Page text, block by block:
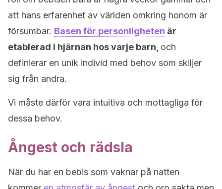
att hans erfarenhet av världen omkring honom är
försumbar. Basen för personligheten är
etablerad i hjärnan hos varje barn, och
definierar en unik individ med behov som skiljer
sig från andra.
Vi måste därför vara intuitiva och mottagliga för
dessa behov.
Ångest och rädsla
När du har en bebis som vaknar på natten